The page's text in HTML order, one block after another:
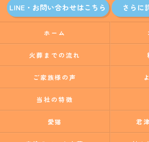
LINE・お問い合わせはこちら さらに
ホーム
火葬までの流れ
ご家族様の声
当社の特徴
愛猫 君